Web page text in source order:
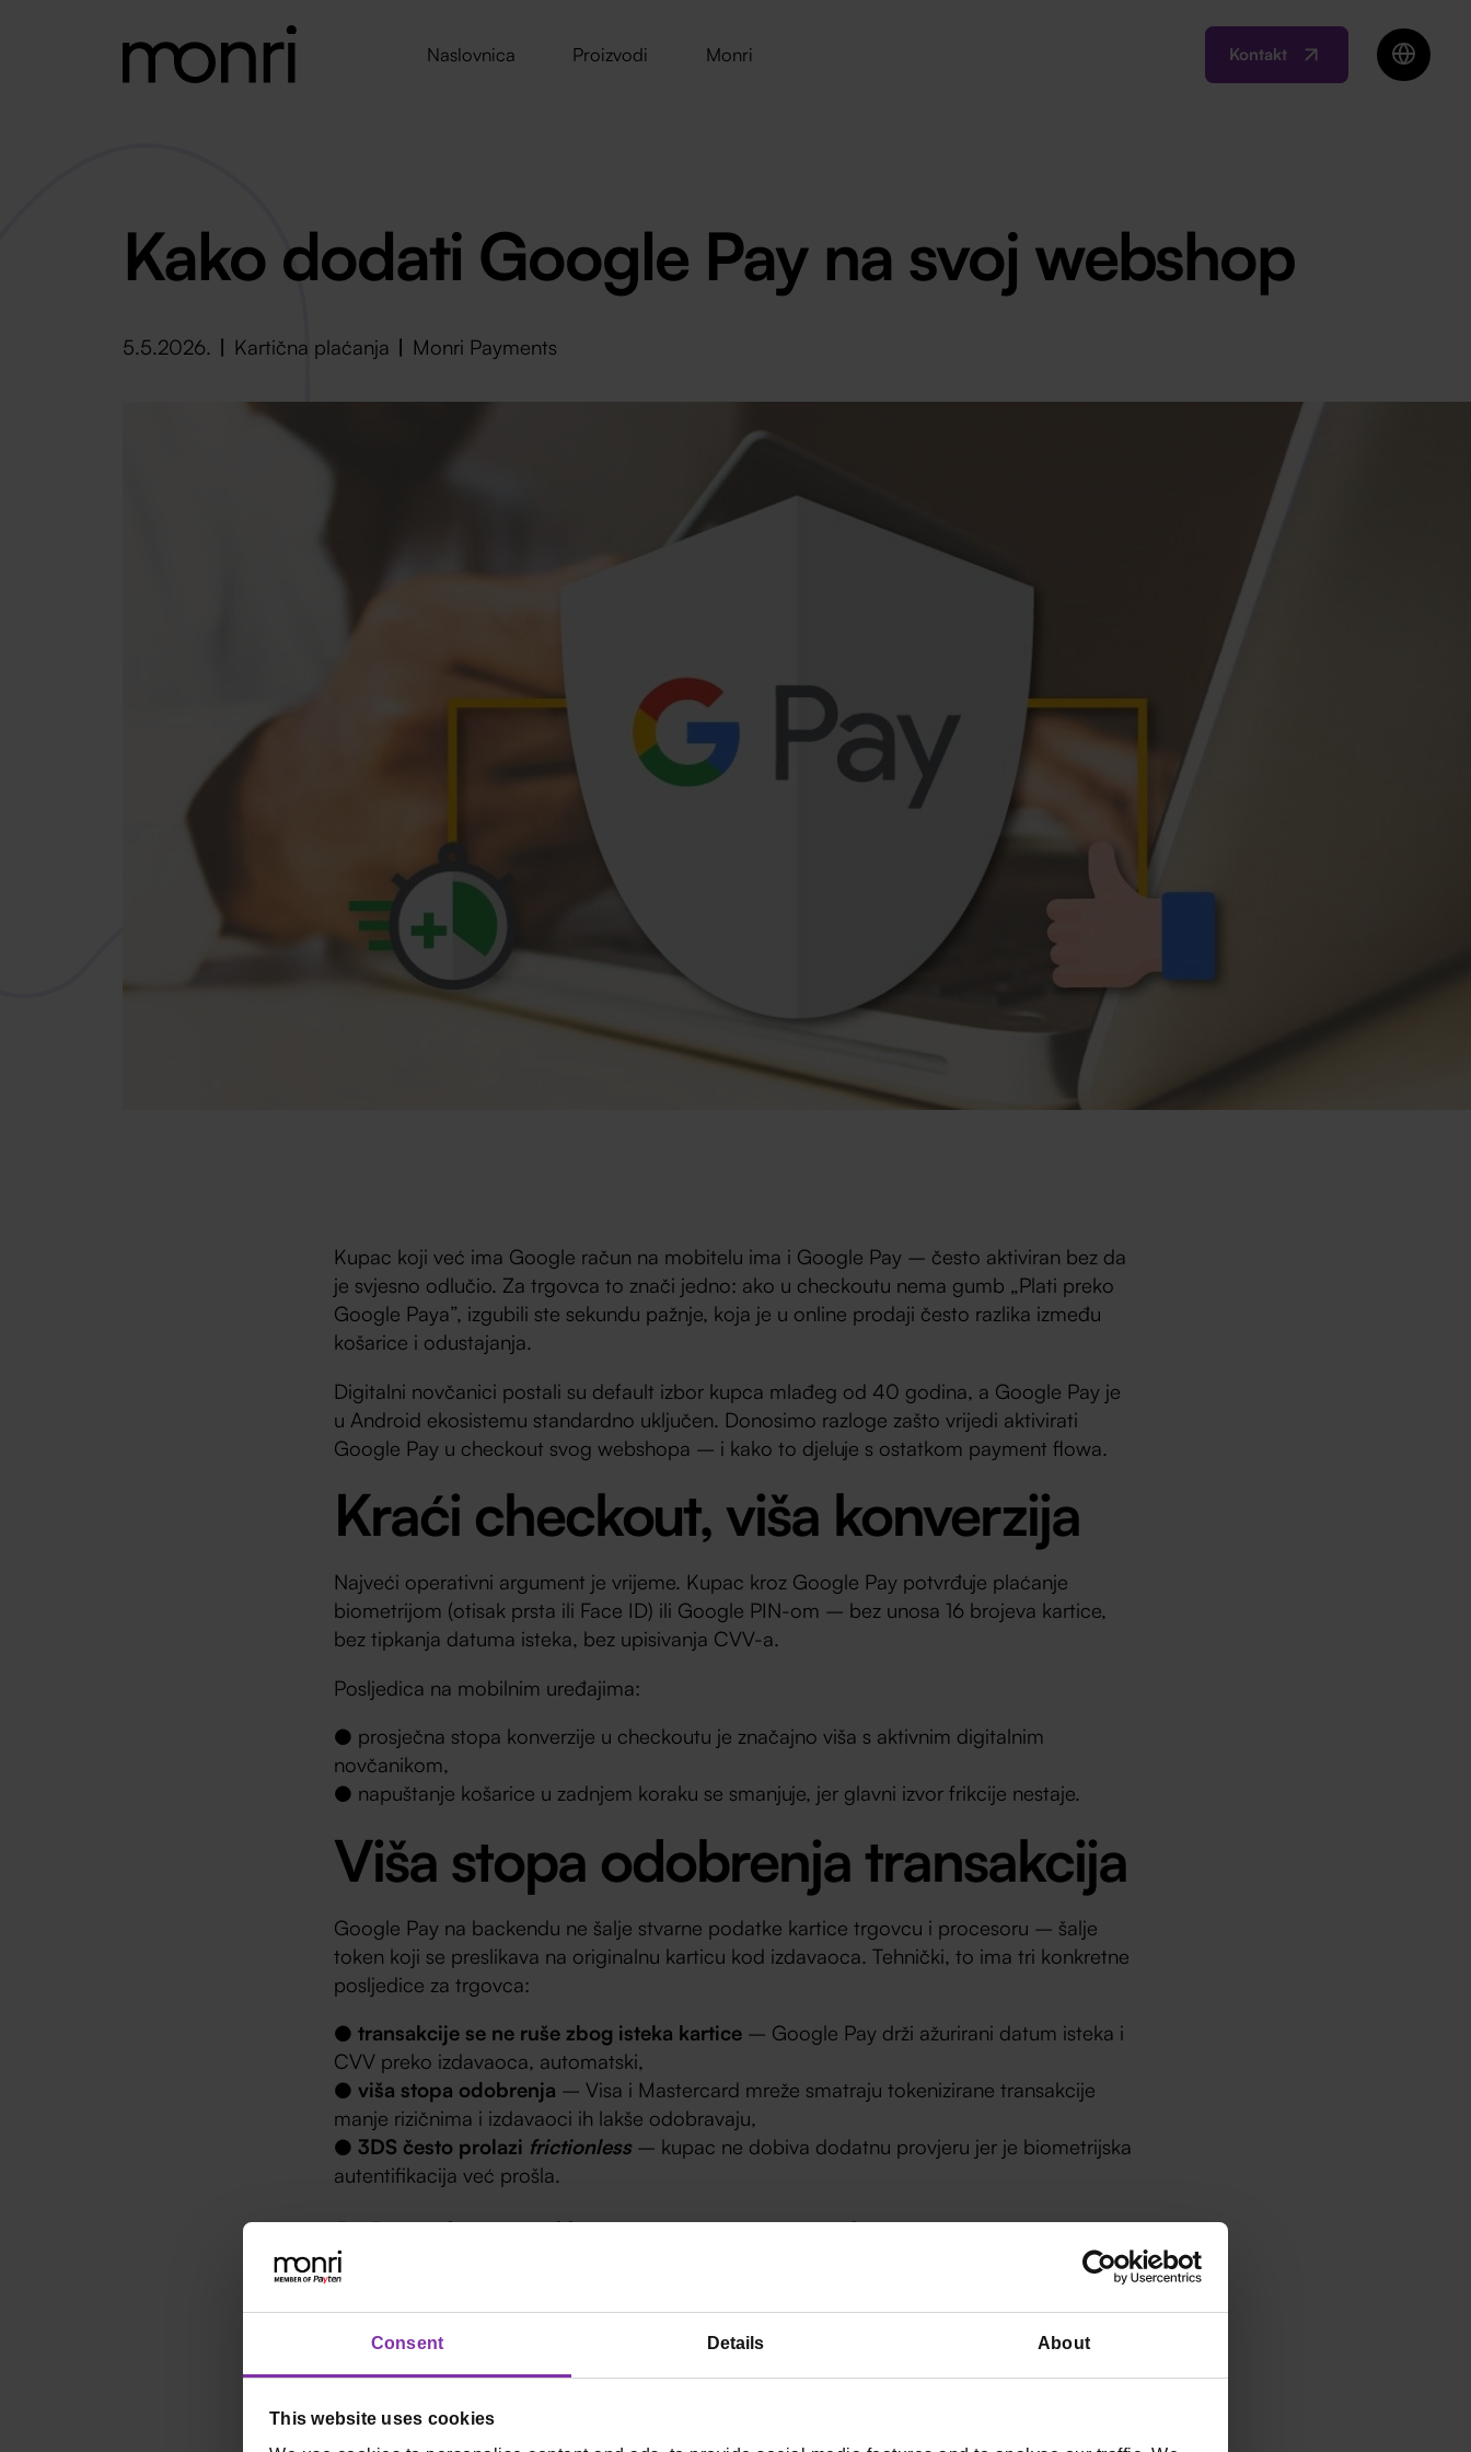
Consent Details About
This website uses cookies
Naslovnica Proizvodi Monri Kontakt
Kako dodati Google Pay na svoj webshop
5.5.2026. Kartična plaćanja Monri Payments
Kupac koji već ima Google račun na mobitelu ima i Google Pay – često aktiviran bez da
je svjesno odlučio. Za trgovca to znači jedno: ako u checkoutu nema gumb „Plati preko
Google Paya”, izgubili ste sekundu pažnje, koja je u online prodaji često razlika između
košarice i odustajanja.
Digitalni novčanici postali su default izbor kupca mlađeg od 40 godina, a Google Pay je
u Android ekosistemu standardno uključen. Donosimo razloge zašto vrijedi aktivirati
Google Pay u checkout svog webshopa – i kako to djeluje s ostatkom payment flowa.
Kraći checkout, viša konverzija
Najveći operativni argument je vrijeme. Kupac kroz Google Pay potvrđuje plaćanje
biometrijom (otisak prsta ili Face ID) ili Google PIN-om – bez unosa 16 brojeva kartice,
bez tipkanja datuma isteka, bez upisivanja CVV-a.
Posljedica na mobilnim uređajima:
● prosječna stopa konverzije u checkoutu je značajno viša s aktivnim digitalnim
novčanikom,
● napuštanje košarice u zadnjem koraku se smanjuje, jer glavni izvor frikcije nestaje.
Viša stopa odobrenja transakcija
Google Pay na backendu ne šalje stvarne podatke kartice trgovcu i procesoru – šalje
token koji se preslikava na originalnu karticu kod izdavaoca. Tehnički, to ima tri konkretne
posljedice za trgovca:
●transakcije se ne ruše zbog isteka kartice – Google Pay drži ažurirani datum isteka i
CVV preko izdavaoca, automatski,
●viša stopa odobrenja – Visa i Mastercard mreže smatraju tokenizirane transakcije
manje rizičnima i izdavaoci ih lakše odobravaju,
●3DS često prolazi frictionless– kupac ne dobiva dodatnu provjeru jer je biometrijska
autentifikacija već prošla.
Manje prijevara, manje
chargebackova
Tokenizirani podaci nisu upotrebljivi ako se „izgube” u nekoj data breach situaciji – token
neupotrebljiv je. To digitalnim novčanicima daje značajno